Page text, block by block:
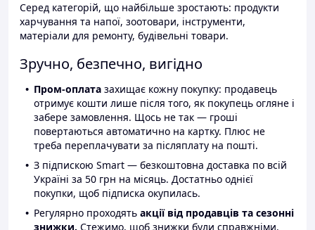
Серед категорій, що найбільше зростають: продукти
харчування та напої, зоотовари, інструменти,
матеріали для ремонту, будівельні товари.
Зручно, безпечно, вигідно
Пром-оплата захищає кожну покупку: продавець
отримує кошти лише після того, як покупець огляне і
забере замовлення. Щось не так — гроші
повертаються автоматично на картку. Плюс не
треба переплачувати за післяплату на пошті.
З підпискою Smart — безкоштовна доставка по всій
Україні за 50 грн на місяць. Достатньо однієї
покупки, щоб підписка окупилась.
Регулярно проходять акції від продавців та сезонні
знижки. Стежимо, щоб знижки були справжніми.